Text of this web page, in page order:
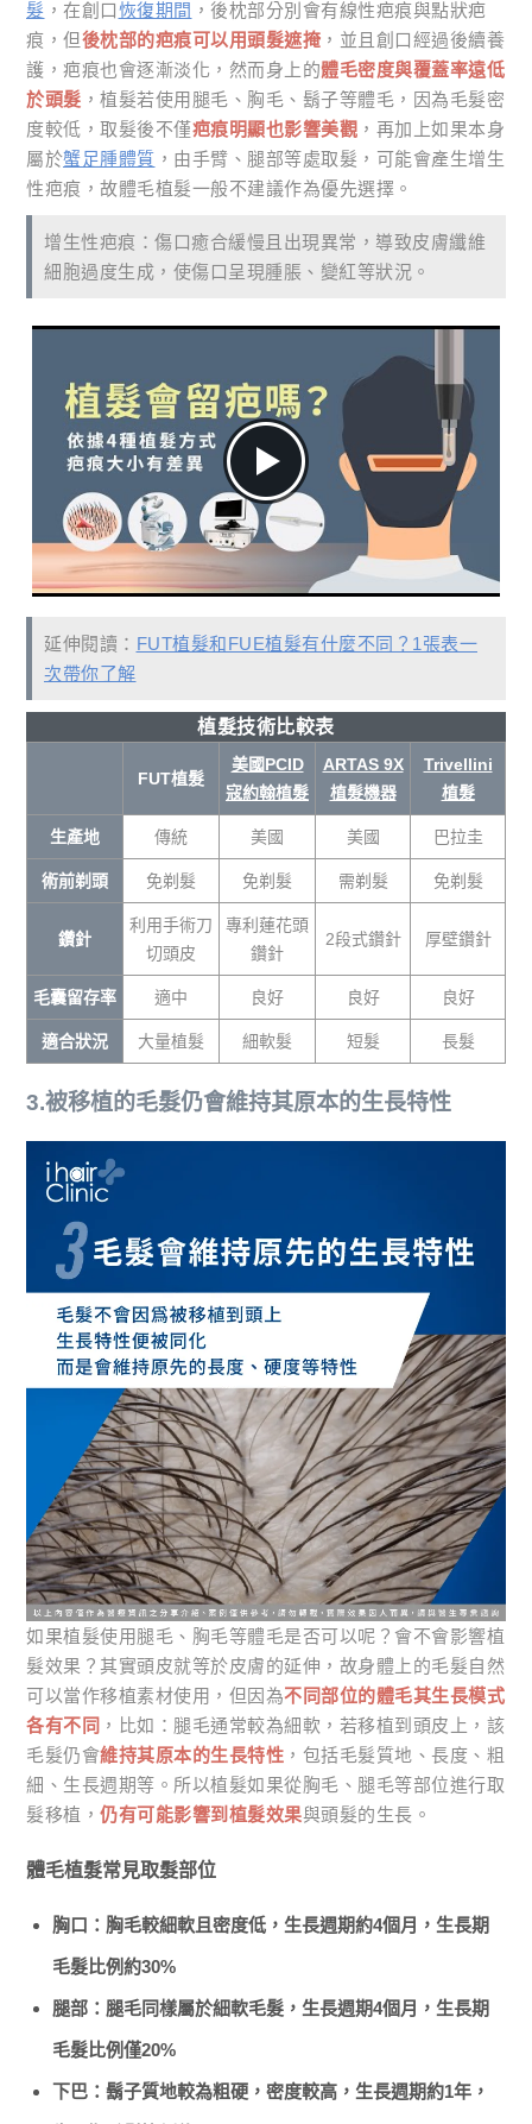
髮 ，在創口恢復期間 ，後枕部分別會有線性疤痕與點狀疤
痕，但後枕部的疤痕可以用頭髮遮掩 ，並且創口經過後續養
護，疤痕也會逐漸淡化，然而身上的體毛密度與覆蓋率遠低
於頭髮 ，植髮若使用腿毛、胸毛、鬍子等體毛，因為毛髮密
度較低，取髮後不僅疤痕明顯也影響美觀 ，再加上如果本身
屬於蟹足腫體質 ，由手臂、腿部等處取髮，可能會產生增生
性疤痕，故體毛植髮一般不建議作為優先選擇。
增生性疤痕：傷口癒合緩慢且出現異常，導致皮膚纖維
細胞過度生成，使傷口呈現腫脹、變紅等狀況。
延伸閱讀： FUT植髮和FUE植髮有什麼不同？1張表一
次帶你了解
植髮技術比較表
FUT植髮
美國PCID
寇約翰植髮
ARTAS 9X
植髮機器
Trivellini
植髮
生產地 傳統 美國 美國 巴拉圭
術前剃頭 免剃髮 免剃髮 需剃髮 免剃髮
鑽針
利用手術刀
切頭皮
專利蓮花頭
鑽針
2段式鑽針 厚壁鑽針
毛囊留存率 適中 良好 良好 良好
適合狀況 大量植髮 細軟髮 短髮 長髮
3.被移植的毛髮仍會維持其原本的生長特性
如果植髮使用腿毛、胸毛等體毛是否可以呢？會不會影響植
髮效果？其實頭皮就等於皮膚的延伸，故身體上的毛髮自然
可以當作移植素材使用，但因為不同部位的體毛其生長模式
各有不同 ，比如：腿毛通常較為細軟，若移植到頭皮上，該
毛髮仍會維持其原本的生長特性 ，包括毛髮質地、長度、粗
細、生長週期等。所以植髮如果從胸毛、腿毛等部位進行取
髮移植， 仍有可能影響到植髮效果與頭髮的生長。
體毛植髮常見取髮部位
胸口：胸毛較細軟且密度低，生長週期約4個月，生長期
毛髮比例約30%
腿部：腿毛同樣屬於細軟毛髮，生長週期4個月，生長期
毛髮比例僅20%
下巴：鬍子質地較為粗硬，密度較高，生長週期約1年，